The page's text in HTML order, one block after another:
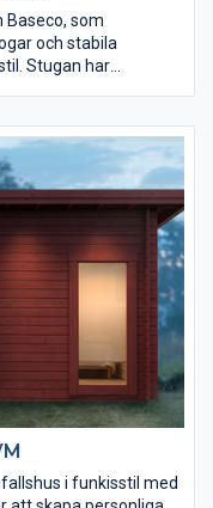
som
och stabila
Stugan har
i funkisstil med